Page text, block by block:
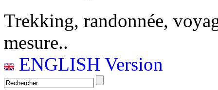
Trekking, randonnée,
mesure..
ENGLISH Version